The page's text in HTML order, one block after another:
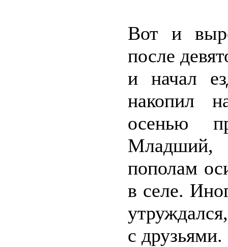
Вот и
после
и начал
накопил
осенью
Младший,
пополам
в селе.
с друзьями.